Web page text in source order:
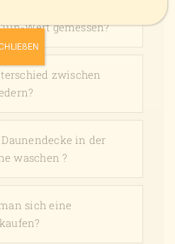
Wert gemessen?
zwischen
in der
waschen ?
sich eine